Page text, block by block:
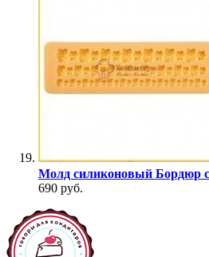
Молд силиконовый Бордюр
690 руб.